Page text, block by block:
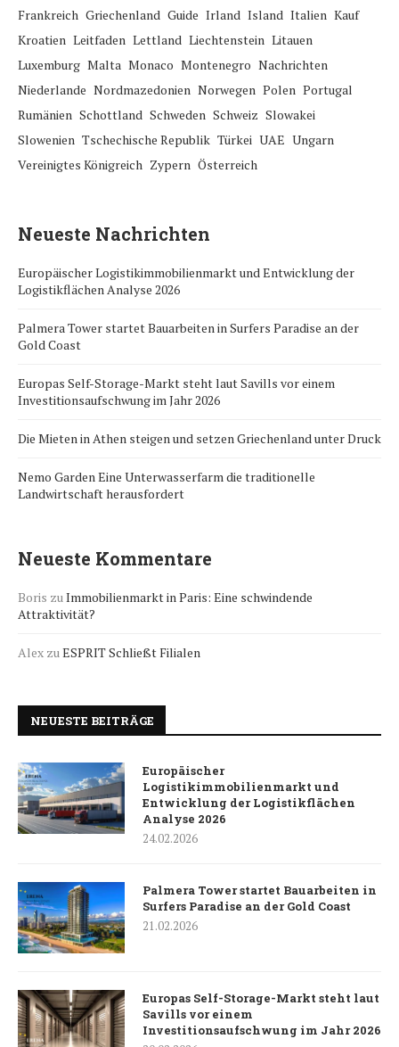
Frankreich Griechenland Guide Irland Island Italien Kauf
Kroatien Leitfaden Lettland Liechtenstein Litauen
Luxemburg Malta Monaco Montenegro Nachrichten
Niederlande Nordmazedonien Norwegen Polen Portugal
Rumänien Schottland Schweden Schweiz Slowakei
Slowenien Tschechische Republik Türkei UAE Ungarn
Vereinigtes Königreich Zypern Österreich
Neueste Nachrichten
Europäischer Logistikimmobilienmarkt und Entwicklung der
Logistikflächen Analyse 2026
Palmera Tower startet Bauarbeiten in Surfers Paradise an der
Gold Coast
Europas Self-Storage-Markt steht laut Savills vor einem
Investitionsaufschwung im Jahr 2026
Die Mieten in Athen steigen und setzen Griechenland unter Druck
Nemo Garden Eine Unterwasserfarm die traditionelle
Landwirtschaft herausfordert
Neueste Kommentare
Boris zuImmobilienmarkt in Paris: Eine schwindende
Attraktivität?
Alex zuESPRIT Schließt Filialen
NEUESTE BEITRÄGE
Europäischer
Logistikimmobilienmarkt und
Entwicklung der Logistikflächen
Analyse 2026
24.02.2026
Palmera Tower startet Bauarbeiten in
Surfers Paradise an der Gold Coast
21.02.2026
Europas Self-Storage-Markt steht laut
Savills vor einem
Investitionsaufschwung im Jahr 2026